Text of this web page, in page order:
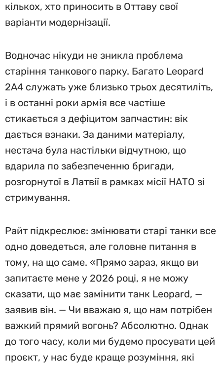
кількох, хто приносить в Оттаву свої
варіанти модернізації.
Водночас нікуди не зникла проблема
старіння танкового парку. Багато Leopard
2A4 служать уже близько трьох десятиліть,
і в останні роки армія все частіше
стикається з дефіцитом запчастин: вік
дається взнаки. За даними матеріалу,
нестача була настільки відчутною, що
вдарила по забезпеченню бригади,
розгорнутої в Латвії в рамках місії НАТО зі
стримування.
Райт підкреслює: змінювати старі танки все
одно доведеться, але головне питання в
тому, на що саме. «Прямо зараз, якщо ви
запитаєте мене у 2026 році, я не можу
сказати, що має замінити танк Leopard, —
заявив він. — Чи вважаю я, що нам потрібен
важкий прямий вогонь? Абсолютно. Однак
до того часу, коли ми будемо просувати цей
проєкт, у нас буде краще розуміння, які